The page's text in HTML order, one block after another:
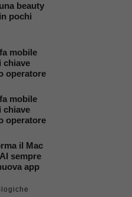
beauty
pochi
mobile
chiave
operatore
mobile
chiave
operatore
il Mac
sempre
app